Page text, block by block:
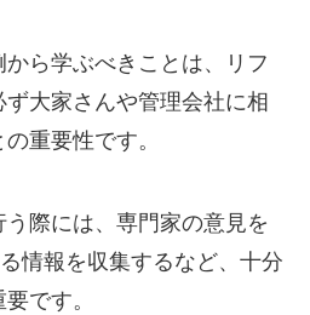
ら学ぶべきことは、リフ
大家さんや管理会社に相
重要性です。
際には、専門家の意見を
情報を収集するなど、十分
です。